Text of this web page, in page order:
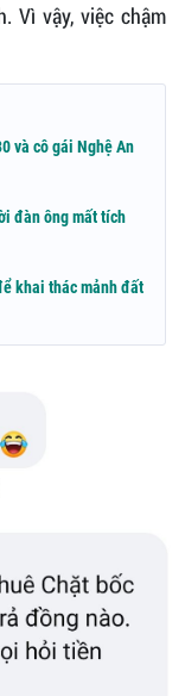
Vì vậy, việc chậm
và cô gái Nghệ An
đàn ông mất tích
khai thác mảnh đất